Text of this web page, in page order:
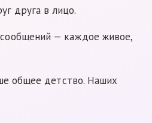
друга в лицо.
— каждое живое,
общее детство. Наших